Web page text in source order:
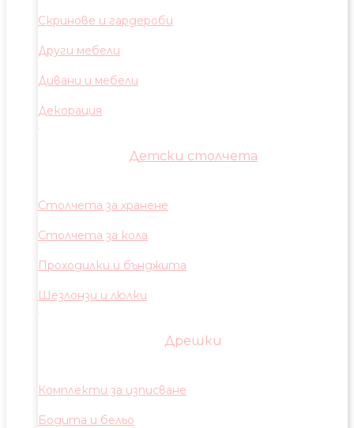
Скринове и гардероби
Други мебели
Дивани и мебели
Декорация
Детски столчета
Столчета за хранене
Столчета за кола
Проходилки и бънджита
Шезлонзи и люлки
Дрешки
Комплекти за изписване
Бодита и бельо